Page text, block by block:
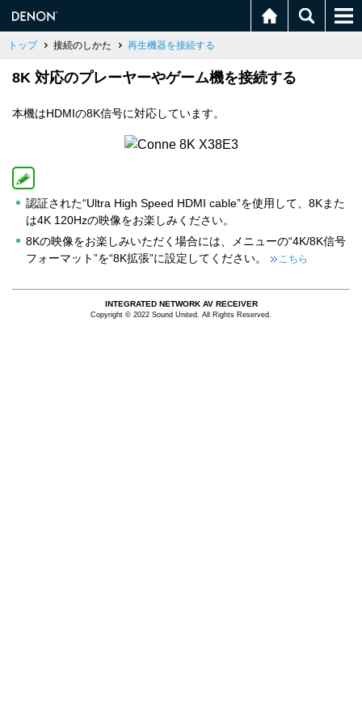
トップ 接続のしかた 再生機器を接続する
8K 対応のプレーヤーやゲーム機を接続する
本機はHDMIの8K信号に対応しています。
認証された“Ultra High Speed HDMI cable”を使用して、8Kまた
は4K 120Hzの映像をお楽しみください。
8Kの映像をお楽しみいただく場合には、メニューの“4K/8K信号
フォーマット”を“8K拡張”に設定してください。
こちら
INTEGRATED NETWORK AV RECEIVER
Copyright © 2022 Sound United. All Rights Reserved.